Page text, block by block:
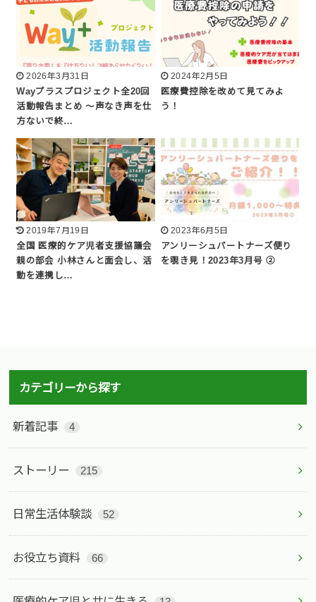
2026年3月31日
Wayプラスプロジェクト全20回
活動報告まとめ 〜声なき声を仕
方ないで終…
2024年2月5日
医療費控除を改めて見てみよ
う！
2019年7月19日
全国 医療的ケア児者支援協議会
親の部会 小林さんと面会し、活
動を連携し…
2023年6月5日
アンリーシュパートナーズ便り
を覗き見！2023年3月号 ②
カテゴリーから探す
新着記事 4
ストーリー 215
日常生活体験談 52
お役立ち資料 66